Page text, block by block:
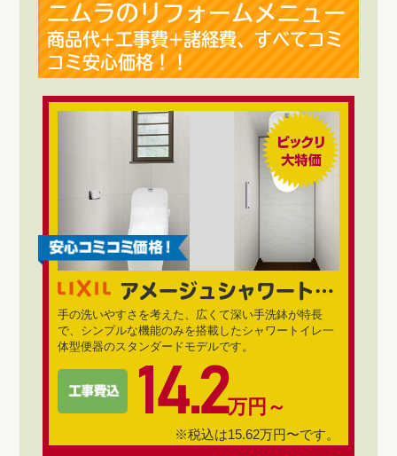
ニムラのリフォームメニュー
商品代+工事費+諸経費、すべてコミ
コミ安心価格！！
アメージュシャワートイレ
手の洗いやすさを考えた、広くて深い手洗鉢が特長
で、シンプルな機能のみを搭載したシャワートイレ一
体型便器のスタンダードモデルです。
14.2万円～
※税込は15.62万円〜です。